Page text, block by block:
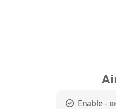
Enable -